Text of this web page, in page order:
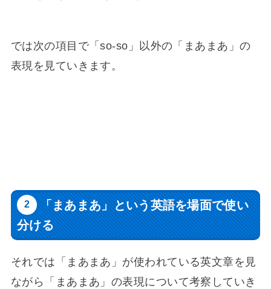
では次の項目で「so-so」以外の「まあまあ」の
表現を見ていきます。
「まあまあ」という英語を場面で使い
分ける
それでは「まあまあ」が使われている英文章を見
ながら「まあまあ」の表現について考察していき